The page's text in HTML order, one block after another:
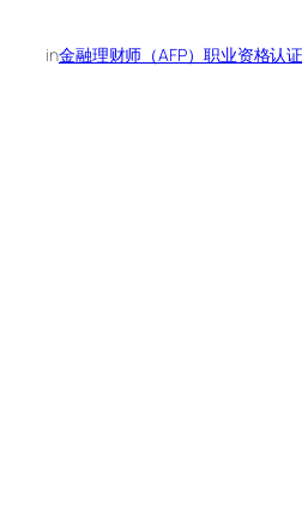
in金融理财师（AFP）职业资格认